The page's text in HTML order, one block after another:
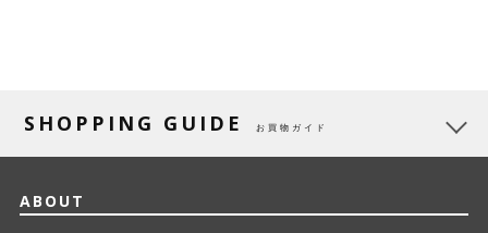
SHOPPING GUIDE お買物ガイド
ABOUT